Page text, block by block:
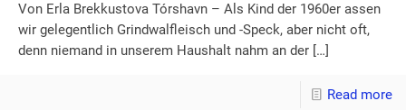
Von Erla Brekkustova Tórshavn – Als Kind der 1960er assen
wir gelegentlich Grindwalfleisch und -Speck, aber nicht oft,
denn niemand in unserem Haushalt nahm an der […]
Read more